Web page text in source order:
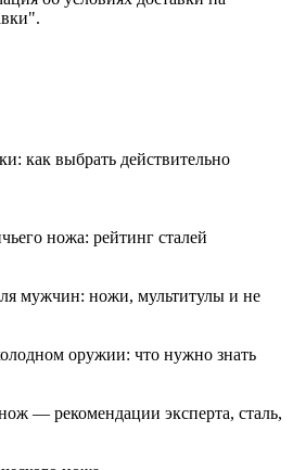
как выбрать действительно
ножа: рейтинг сталей
мужчин: ножи, мультитулы и не
оружии: что нужно знать
— рекомендации эксперта, сталь,